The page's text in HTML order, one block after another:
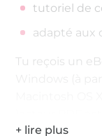
tutoriel de
adapté aux
Tu reçois un
fichier, par